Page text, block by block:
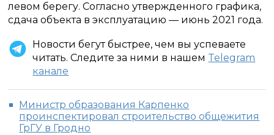
левом берегу. Согласно утвержденного графика,
сдача объекта в эксплуатацию — июнь 2021 года.
Новости бегут быстрее, чем вы успеваете
читать. Следите за ними в нашем Telegram
канале
Министр образования Карпенко
проинспектировал строительство общежития
ГрГУ в Гродно